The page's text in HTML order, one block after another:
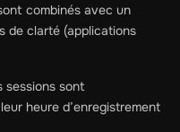
combinés avec un
de clarté (applications
sessions sont
heure d’enregistrement